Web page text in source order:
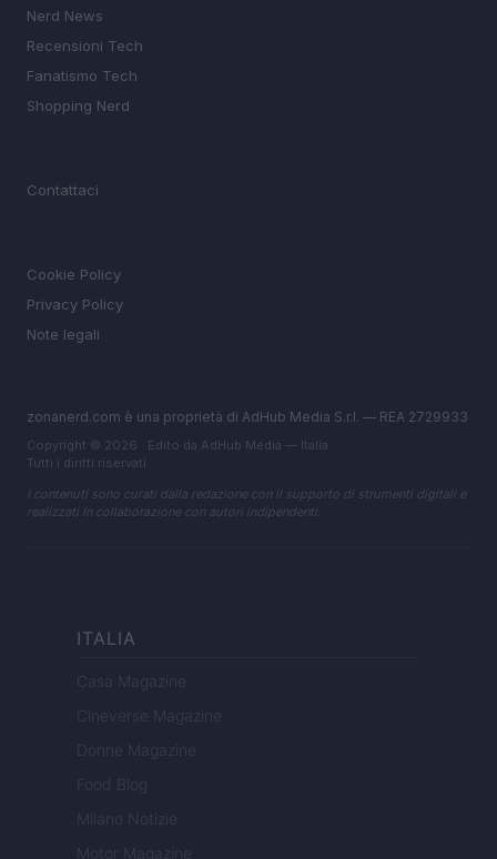
Nerd News
Recensioni Tech
Fanatismo Tech
Shopping Nerd
Contattaci
Cookie Policy
Privacy Policy
Note legali
zonanerd.com è una proprietà di AdHub Media S.r.l. — REA 2729933
Copyright © 2026 · Edito da AdHub Media — Italia
Tutti i diritti riservati
I contenuti sono curati dalla redazione con il supporto di strumenti digitali e
realizzati in collaborazione con autori indipendenti.
ITALIA
Casa Magazine
Cineverse Magazine
Donne Magazine
Food Blog
Milano Notizie
Motor Magazine